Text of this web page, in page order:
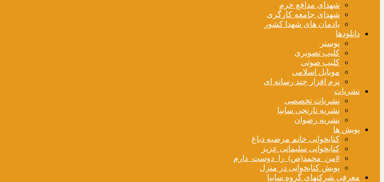
شهدای مدافع حرم
شهدای جامعه کارگری
یادمان های شهدا کشور
دانلودها
پوستر
کلیپ تصویری
کلیپ صوتی
موبایل اسلامی
نرم افزار چند رسانه ای
نشریات
نشریات تخصصی
نشریه نارنجی سایپا
نشریه رضوان
پویش ها
کتابخوانی خانم مرضیه دباغ
کتابخوانی سلیمانی عزیز
#من_محمد(ص)_را_دوست_دارم
پویش کتابخوانی در منزل
معرفی شرکتهای گروه سایپا